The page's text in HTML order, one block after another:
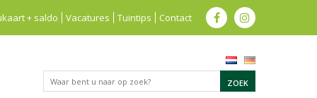
+ saldo Vacatures Tuintips Contact